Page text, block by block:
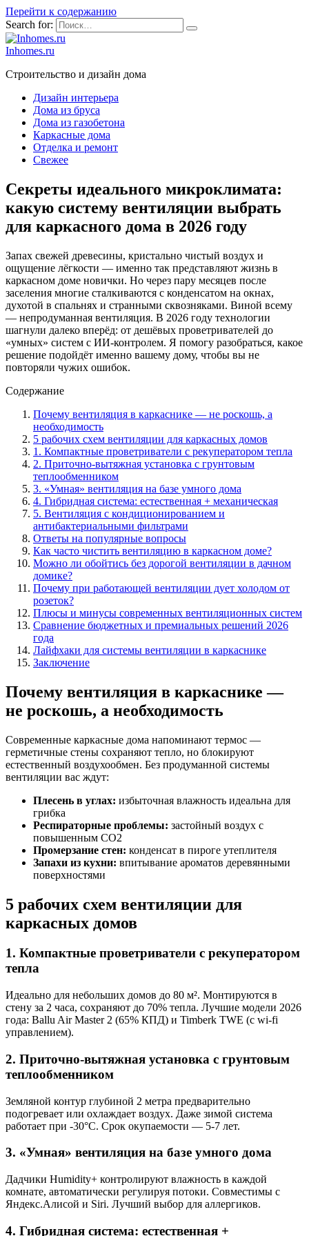
Перейти к содержанию
Search for:
Inhomes.ru
Строительство и дизайн дома
Дизайн интерьера
Дома из бруса
Дома из газобетона
Каркасные дома
Отделка и ремонт
Свежее
Секреты идеального микроклимата:
какую систему вентиляции выбрать
для каркасного дома в 2026 году
Запах свежей древесины, кристально чистый воздух и
ощущение лёгкости — именно так представляют жизнь в
каркасном доме новички. Но через пару месяцев после
заселения многие сталкиваются с конденсатом на окнах,
духотой в спальнях и странными сквозняками. Виной всему
— непродуманная вентиляция. В 2026 году технологии
шагнули далеко вперёд: от дешёвых проветривателей до
«умных» систем с ИИ-контролем. Я помогу разобраться, какое
решение подойдёт именно вашему дому, чтобы вы не
повторяли чужих ошибок.
Содержание
Почему вентиляция в каркаснике — не роскошь, а
необходимость
5 рабочих схем вентиляции для каркасных домов
1. Компактные проветриватели с рекуператором тепла
2. Приточно-вытяжная установка с грунтовым
теплообменником
3. «Умная» вентиляция на базе умного дома
4. Гибридная система: естественная + механическая
5. Вентиляция с кондиционированием и
антибактериальными фильтрами
Ответы на популярные вопросы
Как часто чистить вентиляцию в каркасном доме?
Можно ли обойтись без дорогой вентиляции в дачном
домике?
Почему при работающей вентиляции дует холодом от
розеток?
Плюсы и минусы современных вентиляционных систем
Сравнение бюджетных и премиальных решений 2026
года
Лайфхаки для системы вентиляции в каркаснике
Заключение
Почему вентиляция в каркаснике —
не роскошь, а необходимость
Современные каркасные дома напоминают термос —
герметичные стены сохраняют тепло, но блокируют
естественный воздухообмен. Без продуманной системы
вентиляции вас ждут:
Плесень в углах: избыточная влажность идеальна для
грибка
Респираторные проблемы: застойный воздух с
повышенным CO2
Промерзание стен: конденсат в пироге утеплителя
Запахи из кухни: впитывание ароматов деревянными
поверхностями
5 рабочих схем вентиляции для
каркасных домов
1. Компактные проветриватели с рекуператором
тепла
Идеально для небольших домов до 80 м². Монтируются в
стену за 2 часа, сохраняют до 70% тепла. Лучшие модели 2026
года: Ballu Air Master 2 (65% КПД) и Timberk TWE (с wi-fi
управлением).
2. Приточно-вытяжная установка с грунтовым
теплообменником
Земляной контур глубиной 2 метра предварительно
подогревает или охлаждает воздух. Даже зимой система
работает при -30°С. Срок окупаемости — 5-7 лет.
3. «Умная» вентиляция на базе умного дома
Дадчики Humidity+ контролируют влажность в каждой
комнате, автоматически регулируя потоки. Совместимы с
Яндекс.Алисой и Siri. Лучший выбор для аллергиков.
4. Гибридная система: естественная +